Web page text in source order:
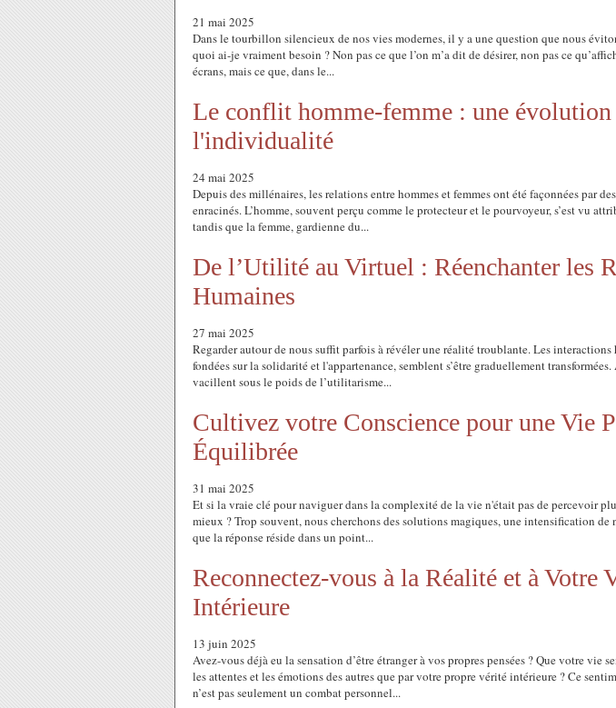
21 mai 2025
Dans le tourbillon silencieux de nos vies modernes, il y a une question que nous
quoi ai-je vraiment besoin ? Non pas ce que l’on m’a dit de désirer, non pas ce
écrans, mais ce que, dans le...
Le conflit homme-femme : une évolution
l'individualité
24 mai 2025
Depuis des millénaires, les relations entre hommes et femmes ont été façonnées par
enracinés. L’homme, souvent perçu comme le protecteur et le pourvoyeur, s’est vu
tandis que la femme, gardienne du...
De l’Utilité au Virtuel : Réenchanter les
Humaines
27 mai 2025
Regarder autour de nous suffit parfois à révéler une réalité troublante. Les interactions
fondées sur la solidarité et l'appartenance, semblent s’être graduellement
vacillent sous le poids de l’utilitarisme...
Cultivez votre Conscience pour une Vie
Équilibrée
31 mai 2025
Et si la vraie clé pour naviguer dans la complexité de la vie n'était pas de percevoir
mieux ? Trop souvent, nous cherchons des solutions magiques, une intensification de
que la réponse réside dans un point...
Reconnectez-vous à la Réalité et à Votre
Intérieure
13 juin 2025
Avez-vous déjà eu la sensation d’être étranger à vos propres pensées ? Que votre vie
les attentes et les émotions des autres que par votre propre vérité intérieure ? Ce
n’est pas seulement un combat personnel...